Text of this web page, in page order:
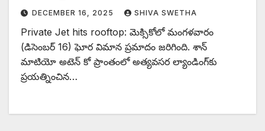
DECEMBER 16, 2025 SHIVA SWETHA
Private Jet hits rooftop: మెక్సికోలో మంగళవారం
(డిసెంబర్ 16) ఘోర విమాన ప్రమాదం జరిగింది. శాన్
మాటియో అటెన్ కో ప్రాంతంలో అత్యవసర ల్యాండింగ్‌కు
ప్రయత్నించిన…